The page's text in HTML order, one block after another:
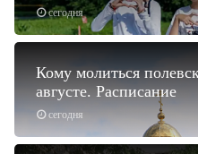
сегодня
сегодня
Кому молиться
августе. Расписание